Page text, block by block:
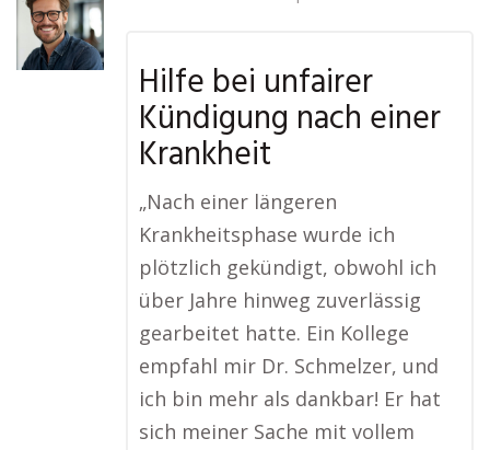
Hilfe bei unfairer
Kündigung nach einer
Krankheit
„Nach einer längeren
Krankheitsphase wurde ich
plötzlich gekündigt, obwohl ich
über Jahre hinweg zuverlässig
gearbeitet hatte. Ein Kollege
empfahl mir Dr. Schmelzer, und
ich bin mehr als dankbar! Er hat
sich meiner Sache mit vollem